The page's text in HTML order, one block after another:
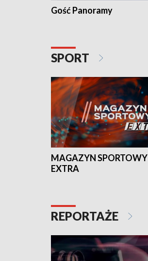
Gość Panoramy
SPORT
MAGAZYN SPORTOWY
EXTRA
REPORTAŻE